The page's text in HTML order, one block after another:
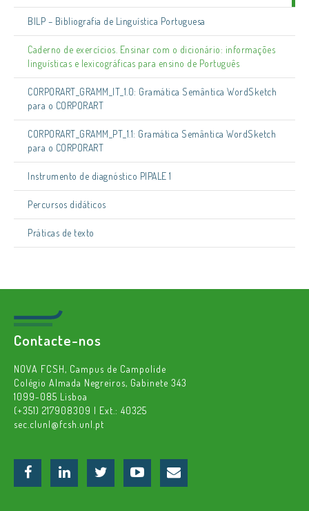
BILP – Bibliografia de Linguística Portuguesa
Caderno de exercícios. Ensinar com o dicionário: informações
linguísticas e lexicográficas para ensino de Português
CORPORART_GRAMM_IT_1.0: Gramática Semântica WordSketch
para o CORPORART
CORPORART_GRAMM_PT_1.1: Gramática Semântica WordSketch
para o CORPORART
Instrumento de diagnóstico PIPALE 1
Percursos didáticos
Práticas de texto
Contacte-nos
NOVA FCSH, Campus de Campolide
Colégio Almada Negreiros, Gabinete 343
1099-085 Lisboa
(+351) 217908309 | Ext.: 40325
sec.clunl@fcsh.unl.pt